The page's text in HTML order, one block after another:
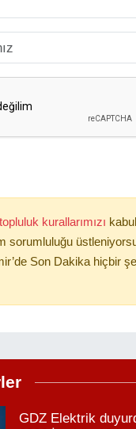
topluluk kurallarımızı
sorumluluğu
Son Dakika hiçbir
GDZ Elektrik